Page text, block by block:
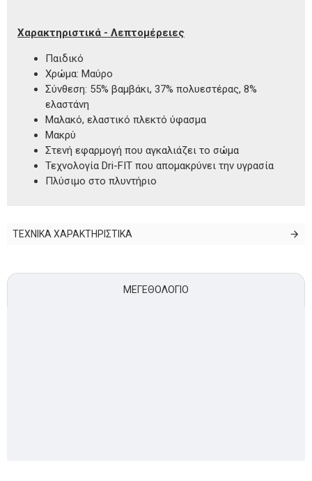
Χαρακτηριστικά - Λεπτομέρειες
Παιδικό
Χρώμα: Μαύρο
Σύνθεση: 55% βαμβάκι, 37% πολυεστέρας, 8%
ελαστάνη
Μαλακό, ελαστικό πλεκτό ύφασμα
Μακρύ
Στενή εφαρμογή που αγκαλιάζει το σώμα
Τεχνολογία Dri-FIT που απομακρύνει την υγρασία
Πλύσιμο στο πλυντήριο
ΤΕΧΝΙΚΑ ΧΑΡΑΚΤΗΡΙΣΤΙΚΑ
ΜΕΓΕΘΟΛΌΓΙΟ